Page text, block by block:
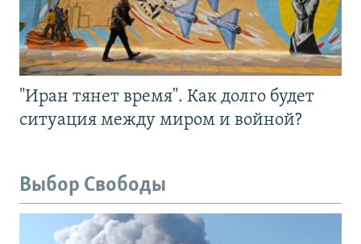
"Иран тянет время". Как долго будет
ситуация между миром и войной?
Выбор Свободы